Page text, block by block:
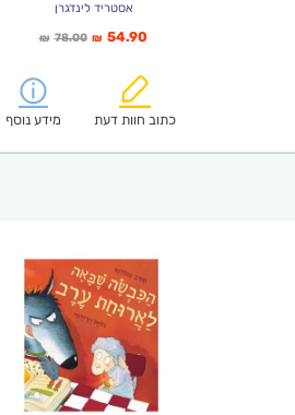
אסטריד לינדגרן
₪ 78.00המחיר
₪78.00.
₪ 54.90המחיר
הוא:
כתוב חוות דעת
מידע נוסף